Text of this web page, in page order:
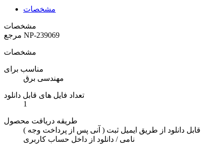
مشخصات
مشخصات
NP-239069
مشخصات
مناسب برای
مهندسی برق
تعداد فایل های قابل دانلود
1
طریقه دریافت محصول
( آنی پس از پرداخت وجه ) قابل دانلود از طریق ایمیل ثبت
نامی / دانلود از داخل حساب کاربری